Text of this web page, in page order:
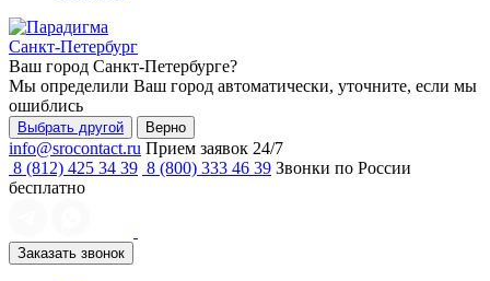
Санкт-Петербург
Ваш город Санкт-Петербурге?
Мы определили Ваш город автоматически, уточните, если мы
ошиблись
Выбрать другой Верно
info@srocontact.ru Прием заявок 24/7
8 (812) 425 34 39 8 (800) 333 46 39 Звонки по России
бесплатно
Заказать звонок